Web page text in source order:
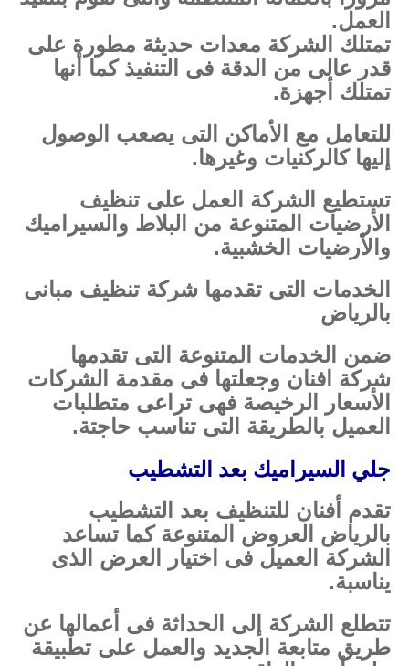
العمل.
تمتلك الشركة معدات حديثة مطورة على
قدر عالى من الدقة فى التنفيذ كما أنها
تمتلك أجهزة.
للتعامل مع الأماكن التى يصعب الوصول
إليها كالركنيات وغيرها.
تستطيع الشركة العمل على تنظيف
الأرضيات المتنوعة من البلاط والسيراميك
والأرضيات الخشبية.
الخدمات التى تقدمها شركة تنظيف مبانى
بالرياض
ضمن الخدمات المتنوعة التى تقدمها
شركة افنان وجعلتها فى مقدمة الشركات
الأسعار الرخيصة فهى تراعى متطلبات
العميل بالطريقة التى تناسب حاجتة.
جلي السيراميك بعد التشطيب
تقدم أفنان للتنظيف بعد التشطيب
بالرياض العروض المتنوعة كما تساعد
الشركة العميل فى اختيار العرض الذى
يناسبة.
تتطلع الشركة إلى الحداثة فى أعمالها عن
طريق متابعة الجديد والعمل على تطبيقة